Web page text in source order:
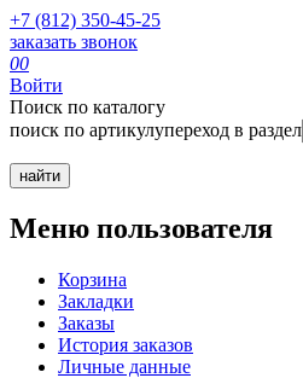
+7 (812) 350-45-25
заказать звонок
00
Войти
Поиск по каталогу
поиск по артикулупереход в раздел
Меню пользователя
Корзина
Закладки
Заказы
История заказов
Личные данные